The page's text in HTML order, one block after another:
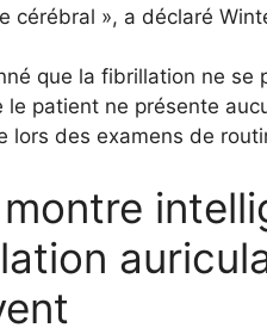
cérébral », a déclaré
que la fibrillation ne se
le patient ne présente
lors des examens de